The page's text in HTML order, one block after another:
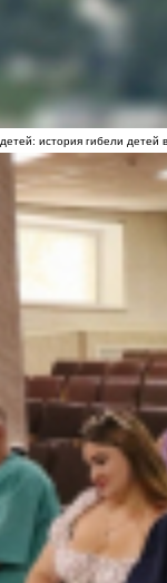
история гибели детей